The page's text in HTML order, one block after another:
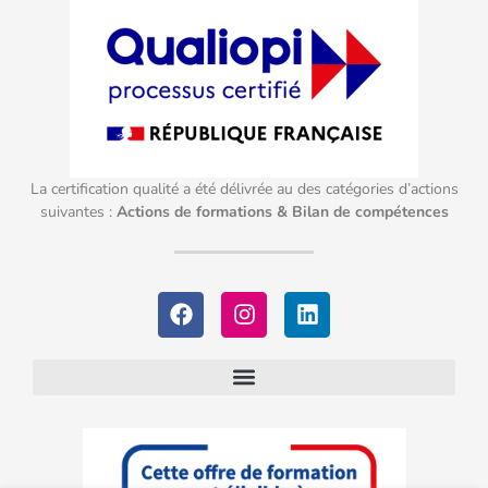
La certification qualité a été délivrée au des catégories d’actions
suivantes : Actions de formations & Bilan de compétences